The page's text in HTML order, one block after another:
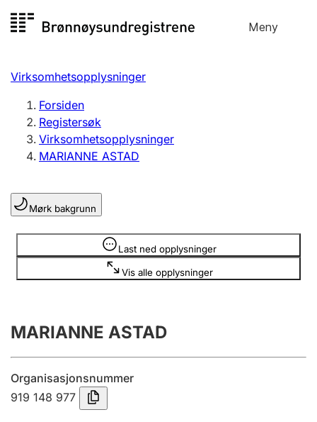
til
Meny
Registersøk
Aksjeselskap
Enkeltpersonforetak
Registrere, endre, slette
Lag og forening
Registrere, endre, slette
Innsending og forsinkelsesgebyr
Tinglysing
Virksomhetsopplysninger
Forsiden
Registersøk
Virksomhetsopplysninger
MARIANNE ASTAD
Mørk bakgrunn
Last ned opplysninger
Vis alle opplysninger
Opplysninger er skjult
MARIANNE ASTAD
Organisasjonsnummer
919 148 977